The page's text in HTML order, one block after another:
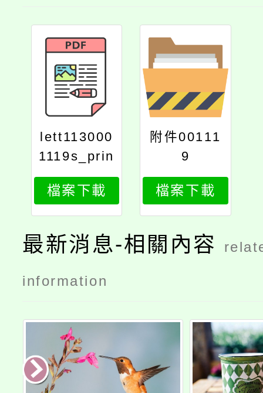
lett113000
1119s_prin
t
檔案下載
附件00111
9
檔案下載
最新消息-相關內容
information